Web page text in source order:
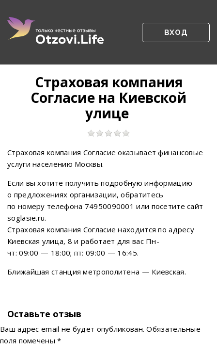
ВХОД
Страховая компания
Согласие на Киевской
улице
Страховая компания Согласие оказывает финансовые
услуги населению Москвы.
Если вы хотите получить подробную информацию
о предложениях организации, обратитесь
по номеру телефона 74950090001 или посетите сайт
soglasie.ru.
Страховая компания Согласие находится по адресу
Киевская улица, 8 и работает для вас Пн-
чт: 09:00 — 18:00; пт: 09:00 — 16:45.
Ближайшая станция метрополитена — Киевская.
Оставьте отзыв
Ваш адрес email не будет опубликован. Обязательные
поля помечены*